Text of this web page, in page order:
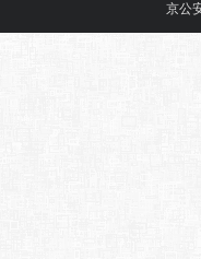
京公